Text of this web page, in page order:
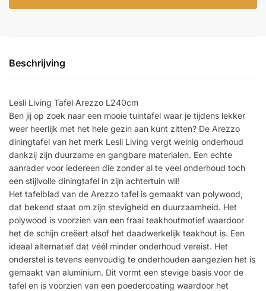
Beschrijving
Lesli Living Tafel Arezzo L240cm
Ben jij op zoek naar een mooie tuintafel waar je tijdens lekker
weer heerlijk met het hele gezin aan kunt zitten? De Arezzo
diningtafel van het merk Lesli Living vergt weinig onderhoud
dankzij zijn duurzame en gangbare materialen. Een echte
aanrader voor iedereen die zonder al te veel onderhoud toch
een stijlvolle diningtafel in zijn achtertuin wil!
Het tafelblad van de Arezzo tafel is gemaakt van polywood,
dat bekend staat om zijn stevigheid en duurzaamheid. Het
polywood is voorzien van een fraai teakhoutmotief waardoor
het de schijn creëert alsof het daadwerkelijk teakhout is. Een
ideaal alternatief dat véél minder onderhoud vereist. Het
onderstel is tevens eenvoudig te onderhouden aangezien het is
gemaakt van aluminium. Dit vormt een stevige basis voor de
tafel en is voorzien van een poedercoating waardoor het